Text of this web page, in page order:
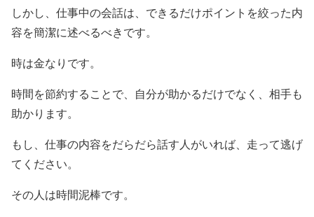
しかし、仕事中の会話は、できるだけポイントを絞った内
容を簡潔に述べるべきです。
時は金なりです。
時間を節約することで、自分が助かるだけでなく、相手も
助かります。
もし、仕事の内容をだらだら話す人がいれば、走って逃げ
てください。
その人は時間泥棒です。